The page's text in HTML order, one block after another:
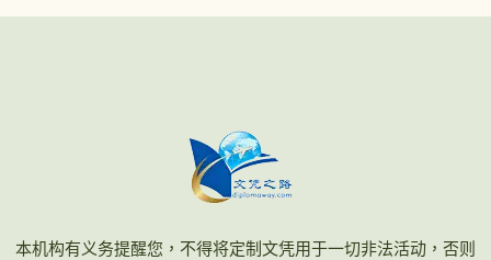
本机构有义务提醒您，不得将定制文凭用于一切非法活动，否则